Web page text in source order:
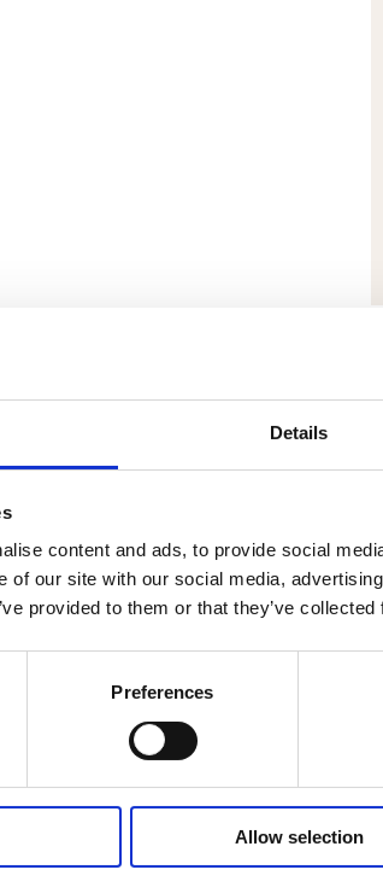
Details
content and ads, to provide social
of our site with our social media,
provided to them or that they’ve
Preferences
Allow selection